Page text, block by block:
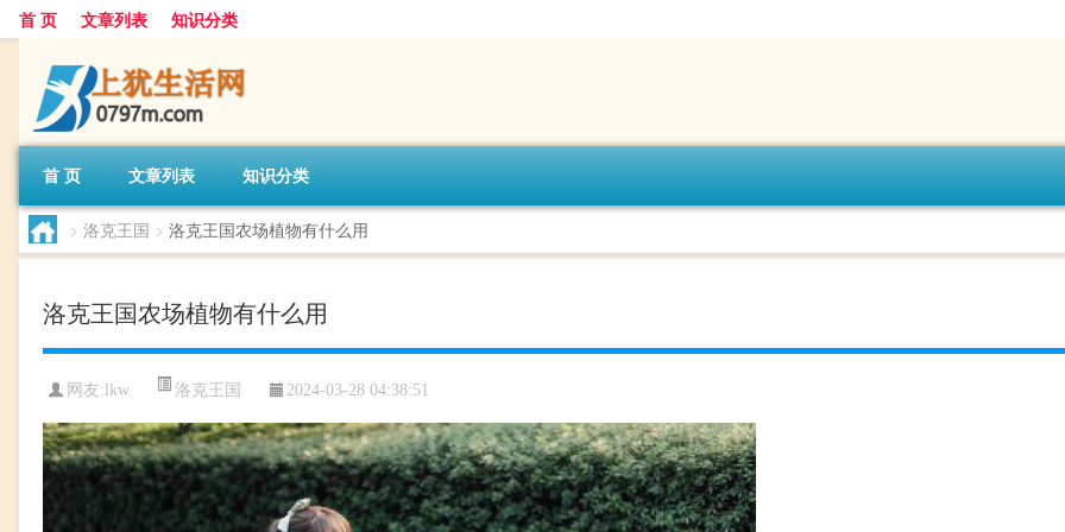
首 页 文章列表 知识分类
首 页 文章列表 知识分类
> 洛克王国 > 洛克王国农场植物有什么用
洛克王国农场植物有什么用
网友: lkw 洛克王国 2024-03-28 04:38:51